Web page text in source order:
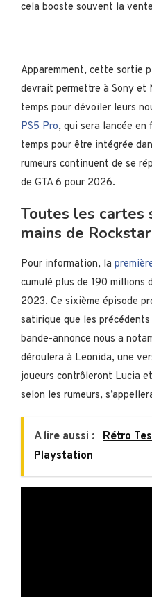
cela booste souvent la
Apparemment, cette sortie
devrait permettre à Sony et
temps pour dévoiler leurs
PS5 Pro, qui sera lancée
temps pour être intégrée
rumeurs continuent de se
de GTA 6 pour 2026.
Toutes les cartes
mains de
Pour information, la
cumulé plus de 190 millions
2023. Ce sixième épisode
satirique que les
bande-annonce nous a
déroulera à Leonida, une
joueurs contrôleront Lucia
selon les rumeurs,
A lire aussi : Rétro
Playstation